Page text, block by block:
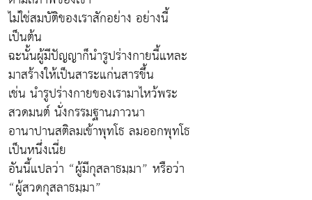
ไม่ใช่สมบัติของเราสักอย่าง อย่างนี้
เป็นต้น
ฉะนั้นผู้มีปัญญาก็นำรูปร่างกายนี้แหละ
มาสร้างให้เป็นสาระแก่นสารขึ้น
เช่น นำรูปร่างกายของเรามาไหว้พระ
สวดมนต์ นั่งกรรมฐานภาวนา
อานาปานสติลมเข้าพุทโธ ลมออกพุทโธ
เป็นหนึ่งเนี่ย
อันนี้แปลว่า “ผู้มีกุสลาธมฺมา” หรือว่า
“ผู้สวดกุสลาธมฺมา”